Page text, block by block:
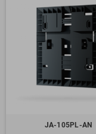
JA-105PL-AN